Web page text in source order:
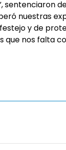
sentenciaron
nuestras
y de
que nos falta